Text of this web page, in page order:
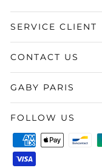
SERVICE CLIENT
CONTACT US
GABY PARIS
FOLLOW US